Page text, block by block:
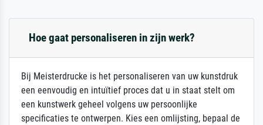
Hoe gaat personaliseren in zijn werk?
Bij Meisterdrucke is het personaliseren van uw kunstdruk
een eenvoudig en intuïtief proces dat u in staat stelt om
een kunstwerk geheel volgens uw persoonlijke
specificaties te ontwerpen. Kies een omlijsting, bepaal de